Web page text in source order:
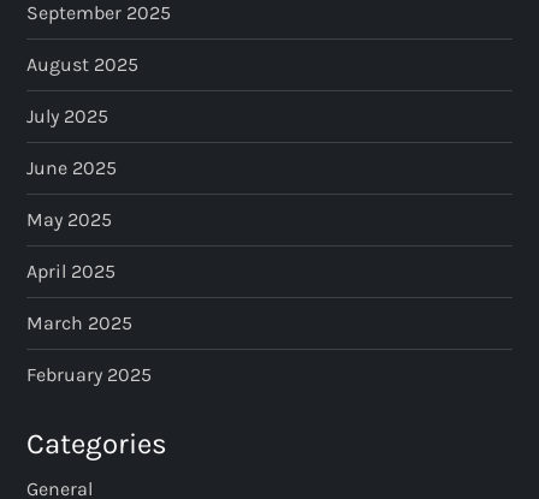
September 2025
August 2025
July 2025
June 2025
May 2025
April 2025
March 2025
February 2025
Categories
General